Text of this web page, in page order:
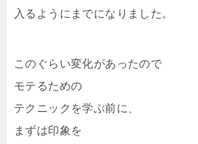
入るようにまでになりました。
このぐらい変化があったので
モテるための
テクニックを学ぶ前に、
まずは印象を